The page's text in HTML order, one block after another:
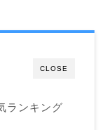
CLOSE
ランキング